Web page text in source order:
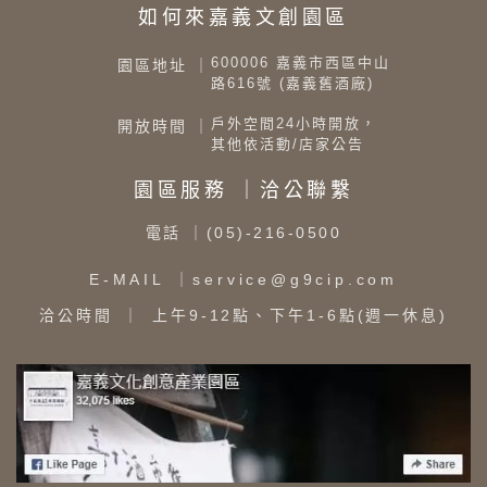
如何來嘉義文創園區
園區地址 ｜ 600006 嘉義市西區中山
路616號 (嘉義舊酒廠)
開放時間 ｜ 戶外空間24小時開放，
其他依活動/店家公告
園區服務 ｜洽公聯繫
電話 ｜(05)-216-0500
E-MAIL ｜service@g9cip.com
洽公時間 ｜ 上午9-12點、下午1-6點(週一休息)